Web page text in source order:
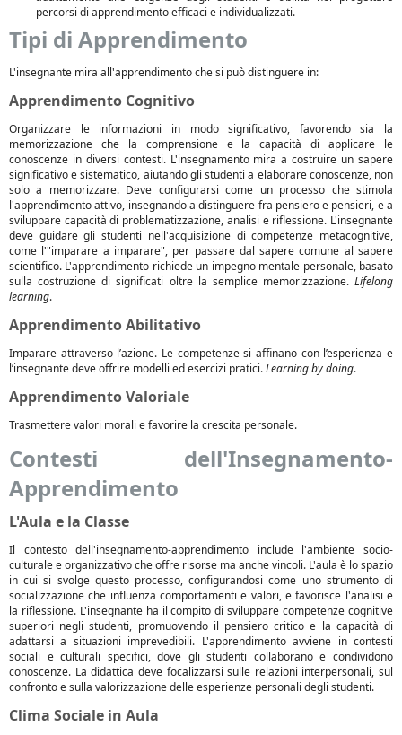
percorsi di apprendimento efficaci e individualizzati.
Tipi di Apprendimento
L'insegnante mira all'apprendimento che si può distinguere in:
Apprendimento Cognitivo
Organizzare le informazioni in modo significativo, favorendo sia la
memorizzazione che la comprensione e la capacità di applicare le
conoscenze in diversi contesti. L'insegnamento mira a costruire un sapere
significativo e sistematico, aiutando gli studenti a elaborare conoscenze, non
solo a memorizzare. Deve configurarsi come un processo che stimola
l'apprendimento attivo, insegnando a distinguere fra pensiero e pensieri, e a
sviluppare capacità di problematizzazione, analisi e riflessione. L'insegnante
deve guidare gli studenti nell'acquisizione di competenze metacognitive,
come l'"imparare a imparare", per passare dal sapere comune al sapere
scientifico. L'apprendimento richiede un impegno mentale personale, basato
sulla costruzione di significati oltre la semplice memorizzazione. Lifelong
learning.
Apprendimento Abilitativo
Imparare attraverso l’azione. Le competenze si affinano con l’esperienza e
l’insegnante deve offrire modelli ed esercizi pratici.Learning by doing.
Apprendimento Valoriale
Trasmettere valori morali e favorire la crescita personale.
Contesti dell'Insegnamento-
Apprendimento
L'Aula e la Classe
Il contesto dell'insegnamento-apprendimento include l'ambiente socio-
culturale e organizzativo che offre risorse ma anche vincoli. L'aula è lo spazio
in cui si svolge questo processo, configurandosi come uno strumento di
socializzazione che influenza comportamenti e valori, e favorisce l'analisi e
la riflessione. L'insegnante ha il compito di sviluppare competenze cognitive
superiori negli studenti, promuovendo il pensiero critico e la capacità di
adattarsi a situazioni imprevedibili. L'apprendimento avviene in contesti
sociali e culturali specifici, dove gli studenti collaborano e condividono
conoscenze. La didattica deve focalizzarsi sulle relazioni interpersonali, sul
confronto e sulla valorizzazione delle esperienze personali degli studenti.
Clima Sociale in Aula